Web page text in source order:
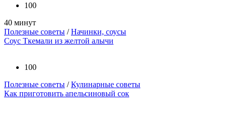
100
40 минут
Полезные советы /Начинки, соусы
Соус Ткемали из желтой алычи
100
Полезные советы /Кулинарные советы
Как приготовить апельсиновый сок